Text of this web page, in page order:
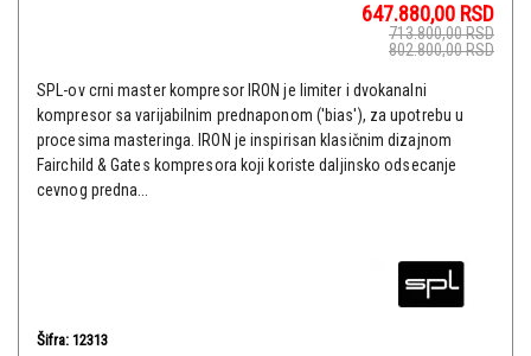
647.880,00 RSD
713.800,00RSD
802.800,00RSD
SPL-ov crni master kompresor IRON je limiter i dvokanalni
kompresor sa varijabilnim prednaponom ('bias'), za upotrebu u
procesima masteringa. IRON je inspirisan klasičnim dizajnom
Fairchild & Gates kompresora koji koriste daljinsko odsecanje
cevnog predna...
Šifra: 12313